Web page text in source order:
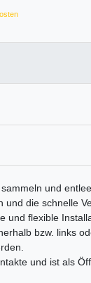
und
und die schnelle
und flexible
bzw. links
und ist als